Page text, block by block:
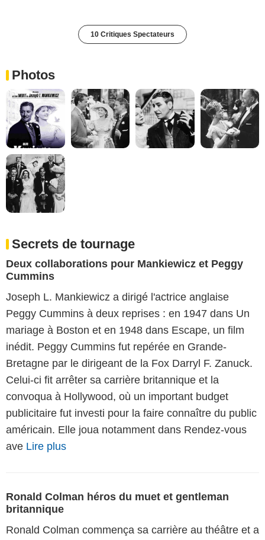
10 Critiques Spectateurs
Photos
Secrets de tournage
Deux collaborations pour Mankiewicz et Peggy
Cummins
Joseph L. Mankiewicz a dirigé l'actrice anglaise
Peggy Cummins à deux reprises : en 1947 dans Un
mariage à Boston et en 1948 dans Escape, un film
inédit. Peggy Cummins fut repérée en Grande-
Bretagne par le dirigeant de la Fox Darryl F. Zanuck.
Celui-ci fit arrêter sa carrière britannique et la
convoqua à Hollywood, où un important budget
publicitaire fut investi pour la faire connaître du public
américain. Elle joua notamment dans Rendez-vous
ave Lire plus
Ronald Colman héros du muet et gentleman
britannique
Ronald Colman commença sa carrière au théâtre et a